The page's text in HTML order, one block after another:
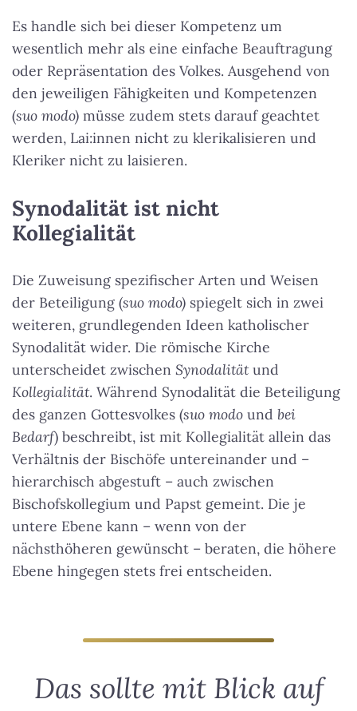
Es handle sich bei dieser Kompetenz um
wesentlich mehr als eine einfache Beauftragung
oder Repräsentation des Volkes. Ausgehend von
den jeweiligen Fähigkeiten und Kompetenzen
(suo modo) müsse zudem stets darauf geachtet
werden, Lai:innen nicht zu klerikalisieren und
Kleriker nicht zu laisieren.
Synodalität ist nicht
Kollegialität
Die Zuweisung spezifischer Arten und Weisen
der Beteiligung (suo modo) spiegelt sich in zwei
weiteren, grundlegenden Ideen katholischer
Synodalität wider. Die römische Kirche
unterscheidet zwischen Synodalitätund
Kollegialität. Während Synodalität die Beteiligung
des ganzen Gottesvolkes (suo modo und bei
Bedarf) beschreibt, ist mit Kollegialität allein das
Verhältnis der Bischöfe untereinander und –
hierarchisch abgestuft – auch zwischen
Bischofskollegium und Papst gemeint. Die je
untere Ebene kann – wenn von der
nächsthöheren gewünscht – beraten, die höhere
Ebene hingegen stets frei entscheiden.
Das sollte mit Blick auf